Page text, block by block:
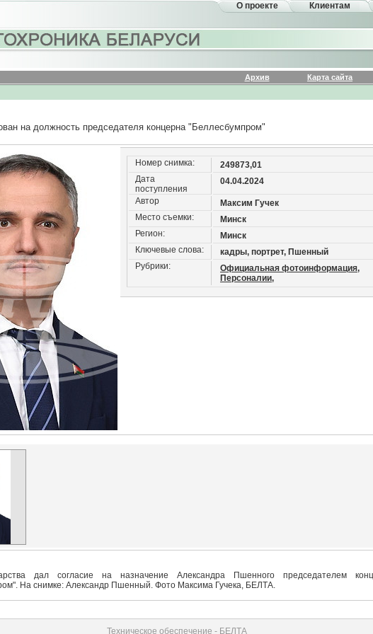
О проекте Клиентам
Архив
Карта сайта
на должность председателя концерна "Беллесбумпром"
Номер снимка:
249873,01
Дата
поступления
04.04.2024
Автор
Максим Гучек
Место съемки:
Минск
Регион:
Минск
Ключевые слова:
кадры, портрет, Пшенный
Рубрики:
Официальная фотоинформация,
Персоналии,
дал согласие на назначение Александра Пшенного председателем
На снимке: Александр Пшенный. Фото Максима Гучека, БЕЛТА.
Техническое обеспечение - БЕЛТА